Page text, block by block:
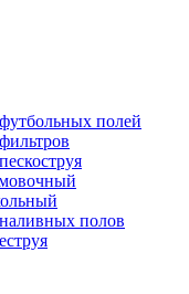
полей
полов